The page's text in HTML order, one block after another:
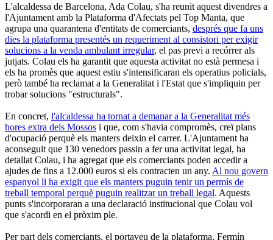
L'alcaldessa de Barcelona, Ada Colau, s'ha reunit aquest divendres a
l'Ajuntament amb la Plataforma d'Afectats pel Top Manta, que
agrupa una quarantena d'entitats de comerciants, després que fa uns
dies la plataforma presentés un requeriment al consistori per exigir
solucions a la venda ambulant irregular, el pas previ a recórrer als
jutjats. Colau els ha garantit que aquesta activitat no està permesa i
els ha promès que aquest estiu s'intensificaran els operatius policials,
però també ha reclamat a la Generalitat i l'Estat que s'impliquin per
trobar solucions "estructurals".
En concret, l'alcaldessa ha tornat a demanar a la Generalitat més
hores extra dels Mossos i que, com s'havia compromès, creï plans
d'ocupació perquè els manters deixin el carrer. L'Ajuntament ha
aconseguit que 130 venedors passin a fer una activitat legal, ha
detallat Colau, i ha agregat que els comerciants poden accedir a
ajudes de fins a 12.000 euros si els contracten un any. Al nou govern
espanyol li ha exigit que els manters puguin tenir un permís de
treball temporal perquè puguin realitzar un treball legal. Aquests
punts s'incorporaran a una declaració institucional que Colau vol
que s'acordi en el pròxim ple.
Per part dels comerciants, el portaveu de la plataforma, Fermín